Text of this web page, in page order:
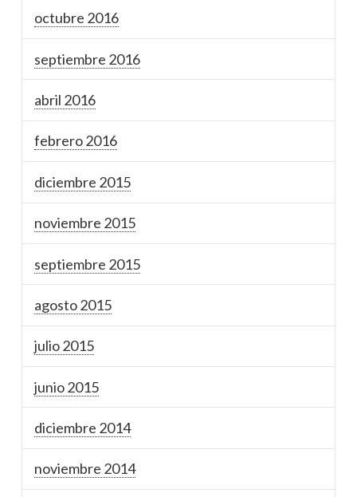
octubre 2016
septiembre 2016
abril 2016
febrero 2016
diciembre 2015
noviembre 2015
septiembre 2015
agosto 2015
julio 2015
junio 2015
diciembre 2014
noviembre 2014